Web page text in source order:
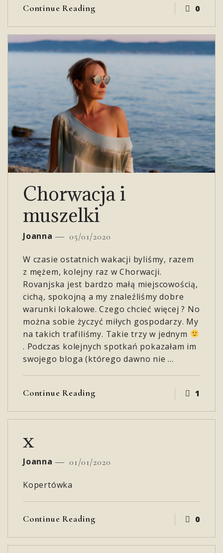
Continue Reading 0
Chorwacja i
muszelki
Joanna 05/01/2020
W czasie ostatnich wakacji byliśmy, razem
z mężem, kolejny raz w Chorwacji.
Rovanjska jest bardzo małą miejscowością,
cichą, spokojną a my znaleźliśmy dobre
warunki lokalowe. Czego chcieć więcej ? No
można sobie życzyć miłych gospodarzy. My
na takich trafiliśmy. Takie trzy w jednym
. Podczas kolejnych spotkań pokazałam im
swojego bloga (którego dawno nie …
Continue Reading 1
x
Joanna 01/01/2020
Kopertówka
Continue Reading 0